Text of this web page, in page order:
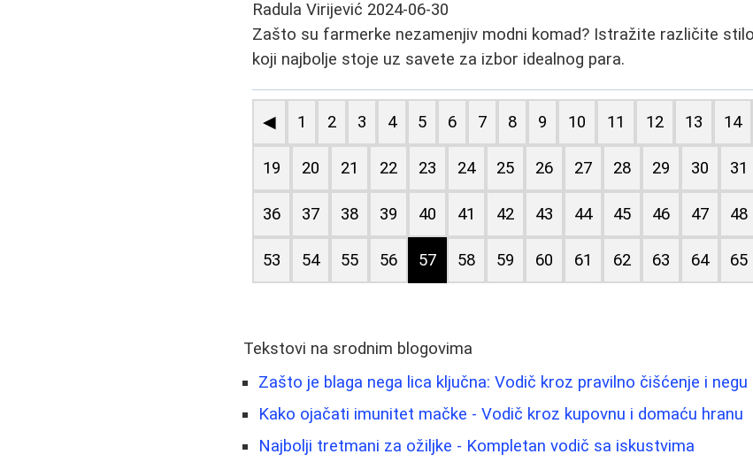
Radula Virijević 2024-06-30
Zašto su farmerke nezamenjiv modni komad? Istražite različite
koji najbolje stoje uz savete za izbor idealnog para.
◀ 1 2 3 4 5 6 7 8 9 10 11 12 13 14
19 20 21 22 23 24 25 26 27 28 29 30 31
36 37 38 39 40 41 42 43 44 45 46 47 48
53 54 55 56 57 58 59 60 61 62 63 64 65
Tekstovi na srodnim blogovima
Zašto je blaga nega lica ključna: Vodič kroz pravilno čišćenje i negu
Kako ojačati imunitet mačke - Vodič kroz kupovnu i domaću hranu
Najbolji tretmani za ožiljke - Kompletan vodič sa iskustvima